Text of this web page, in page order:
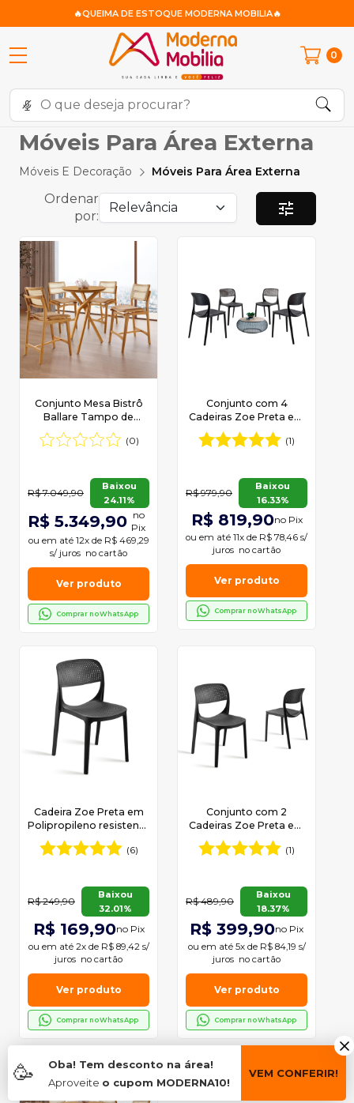
🔥QUEIMA DE ESTOQUE MODERNA MOBILIA🔥
0
Móveis Para Área Externa
Móveis E Decoração Móveis Para Área Externa
Ordenar
por:
tune
Conjunto Mesa Bistrô
Ballare Tampo de
60cm Redondo e 4
Banquetas Eva (0)
R$ 7.049,90
Baixou
24.11%
R$ 5.349,90 no
Pix
ou em até 12x de R$ 469,29
s/ juros no cartão
Ver produto
Comprar no WhatsApp
Conjunto com 4
Cadeiras Zoe Preta em
Polipropileno Moderna
Mobília
(1)
R$ 979,90
Baixou
16.33%
R$ 819,90no Pix
ou em até 11x de R$ 78,46 s/
juros no cartão
Ver produto
Comprar no WhatsApp
Cadeira Zoe Preta em
Polipropileno resistente
Moderna Mobília
(6)
R$ 249,90
Baixou
32.01%
R$ 169,90no Pix
ou em até 2x de R$ 89,42 s/
juros no cartão
Ver produto
Comprar no WhatsApp
Conjunto com 2
Cadeiras Zoe Preta em
Polipropileno Moderna
Mobília
(1)
R$ 489,90
Baixou
18.37%
R$ 399,90no Pix
ou em até 5x de R$ 84,19 s/
juros no cartão
Ver produto
Comprar no WhatsApp
🥳
Oba! Tem desconto na área!
Aproveite o cupom MODERNA10!
VEM CONFERIR!